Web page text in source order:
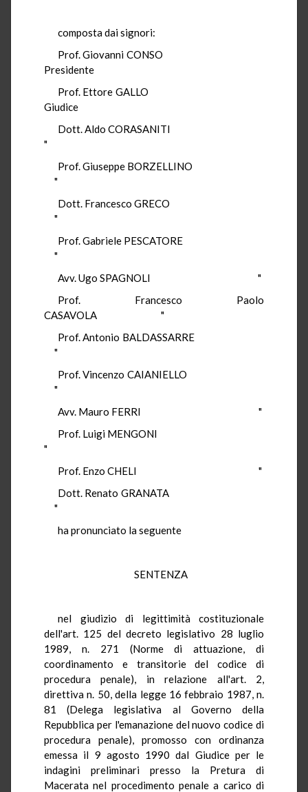
composta dai signori:
Prof. Giovanni CONSO
Presidente
Prof. Ettore GALLO
Giudice
Dott. Aldo CORASANITI
"
Prof. Giuseppe BORZELLINO
"
Dott. Francesco GRECO
"
Prof. Gabriele PESCATORE
"
Avv. Ugo SPAGNOLI "
Prof. Francesco Paolo
CASAVOLA "
Prof. Antonio BALDASSARRE
"
Prof. Vincenzo CAIANIELLO
"
Avv. Mauro FERRI "
Prof. Luigi MENGONI
"
Prof. Enzo CHELI "
Dott. Renato GRANATA
"
ha pronunciato la seguente
SENTENZA
nel giudizio di legittimità costituzionale
dell'art. 125 del decreto legislativo 28 luglio
1989, n. 271 (Norme di attuazione, di
coordinamento e transitorie del codice di
procedura penale), in relazione all'art. 2,
direttiva n. 50, della legge 16 febbraio 1987, n.
81 (Delega legislativa al Governo della
Repubblica per l'emanazione del nuovo codice di
procedura penale), promosso con ordinanza
emessa il 9 agosto 1990 dal Giudice per le
indagini preliminari presso la Pretura di
Macerata nel procedimento penale a carico di